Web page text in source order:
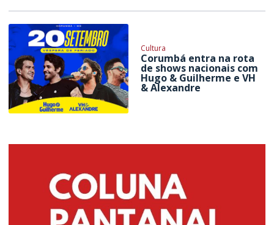
Cultura
Corumbá entra na rota
de shows nacionais com
Hugo & Guilherme e VH
& Alexandre